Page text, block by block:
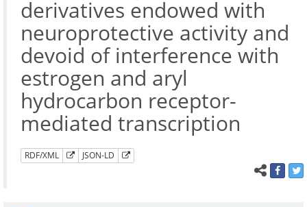
derivatives endowed with
neuroprotective activity and
devoid of interference with
estrogen and aryl
hydrocarbon receptor-
mediated transcription
RDF/XML JSON-LD